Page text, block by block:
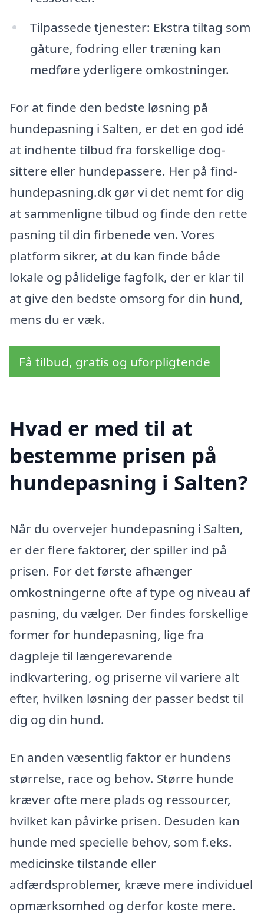
Tilpassede tjenester: Ekstra tiltag som
gåture, fodring eller træning kan
medføre yderligere omkostninger.
For at finde den bedste løsning på
hundepasning i Salten, er det en god idé
at indhente tilbud fra forskellige dog-
sittere eller hundepassere. Her på find-
hundepasning.dk gør vi det nemt for dig
at sammenligne tilbud og finde den rette
pasning til din firbenede ven. Vores
platform sikrer, at du kan finde både
lokale og pålidelige fagfolk, der er klar til
at give den bedste omsorg for din hund,
mens du er væk.
Få tilbud, gratis og uforpligtende
Hvad er med til at
bestemme prisen på
hundepasning i Salten?
Når du overvejer hundepasning i Salten,
er der flere faktorer, der spiller ind på
prisen. For det første afhænger
omkostningerne ofte af type og niveau af
pasning, du vælger. Der findes forskellige
former for hundepasning, lige fra
dagpleje til længerevarende
indkvartering, og priserne vil variere alt
efter, hvilken løsning der passer bedst til
dig og din hund.
En anden væsentlig faktor er hundens
størrelse, race og behov. Større hunde
kræver ofte mere plads og ressourcer,
hvilket kan påvirke prisen. Desuden kan
hunde med specielle behov, som f.eks.
medicinske tilstande eller
adfærdsproblemer, kræve mere individuel
opmærksomhed og derfor koste mere.